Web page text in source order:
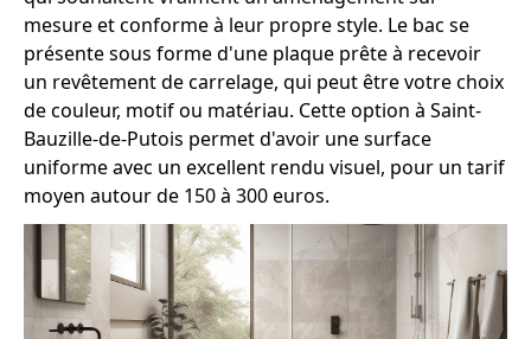
mesure et conforme à leur propre style. Le bac se
présente sous forme d'une plaque prête à recevoir
un revêtement de carrelage, qui peut être votre choix
de couleur, motif ou matériau. Cette option à Saint-
Bauzille-de-Putois permet d'avoir une surface
uniforme avec un excellent rendu visuel, pour un tarif
moyen autour de 150 à 300 euros.